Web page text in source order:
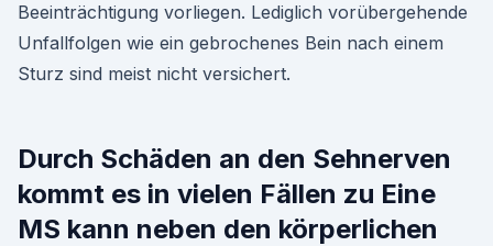
Beeinträchtigung vorliegen. Lediglich vorübergehende
Unfallfolgen wie ein gebrochenes Bein nach einem
Sturz sind meist nicht versichert.
Durch Schäden an den Sehnerven
kommt es in vielen Fällen zu Eine
MS kann neben den körperlichen